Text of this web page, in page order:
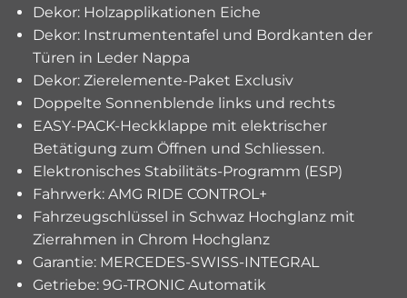
Dekor: Holzapplikationen Eiche
Dekor: Instrumententafel und Bordkanten der
Türen in Leder Nappa
Dekor: Zierelemente-Paket Exclusiv
Doppelte Sonnenblende links und rechts
EASY-PACK-Heckklappe mit elektrischer
Betätigung zum Öffnen und Schliessen.
Elektronisches Stabilitäts-Programm (ESP)
Fahrwerk: AMG RIDE CONTROL+
Fahrzeugschlüssel in Schwaz Hochglanz mit
Zierrahmen in Chrom Hochglanz
Garantie: MERCEDES-SWISS-INTEGRAL
Getriebe: 9G-TRONIC Automatik